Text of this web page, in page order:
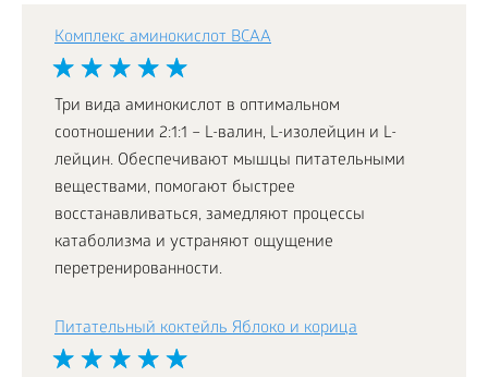
Комплекс аминокислот BCAA
Три вида аминокислот в оптимальном
соотношении 2:1:1 – L-валин, L-изолейцин и L-
лейцин. Обеспечивают мышцы питательными
веществами, помогают быстрее
восстанавливаться, замедляют процессы
катаболизма и устраняют ощущение
перетренированности.
Питательный коктейль Яблоко и корица